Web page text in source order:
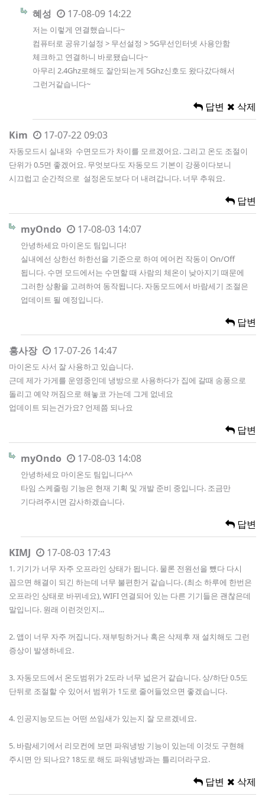
혜성 17-08-09 14:22
저는 이렇게 연결했습니다~
컴퓨터로 공유기설정 > 무선설정 > 5G무선인터넷 사용안함
체크하고 연결하니 바로됐습니다~
아무리 2.4Ghz로해도 잘안되는게 5Ghz신호도 왔다갔다해서
그런거같습니다~
답변 삭제
Kim 17-07-22 09:03
자동모드시 실내와 수면모드가 차이를 모르겠어요. 그리고 온도 조절이
단위가 0.5면 좋겠어요. 무엇보다도 자동모드 기본이 강풍이다보니
시끄럽고 순간적으로 설정온도보다 더 내려갑니다. 너무 추워요.
답변
myOndo 17-08-03 14:07
안녕하세요 마이온도 팀입니다!
실내에선 상한선 하한선을 기준으로 하여 에어컨 작동이 On/Off
됩니다. 수면 모드에서는 수면할 때 사람의 체온이 낮아지기 때문에
그러한 상황을 고려하여 동작됩니다. 자동모드에서 바람세기 조절은
업데이트 될 예정입니다.
답변
홍사장 17-07-26 14:47
마이온도 사서 잘 사용하고 있습니다.
근데 제가 가게를 운영중인데 냉방으로 사용하다가 집에 갈때 송풍으로
돌리고 예약 꺼짐으로 해놓코 가는데 그게 없네요
업데이트 되는건가요? 언제쯤 되나요
답변
myOndo 17-08-03 14:08
안녕하세요 마이온도 팀입니다^^
타임 스케줄링 기능은 현재 기획 및 개발 준비 중입니다. 조금만
기다려주시면 감사하겠습니다.
답변
KIMJ 17-08-03 17:43
1. 기기가 너무 자주 오프라인 상태가 됩니다. 물론 전원선을 뺐다 다시
꼽으면 해결이 되긴 하는데 너무 불편한거 같습니다. (최소 하루에 한번은
오프라인 상태로 바뀌네요), WIFI 연결되어 있는 다른 기기들은 괜찮은데
말입니다. 원래 이런것인지...
2. 앱이 너무 자주 꺼집니다. 재부팅하거나 혹은 삭제후 재 설치해도 그런
증상이 발생하네요.
3. 자동모드에서 온도범위가 2도라 너무 넓은거 같습니다. 상/하단 0.5도
단뒤로 조절할 수 있어서 범위가 1도로 줄어들었으면 좋겠습니다.
4. 인공지능모드는 어떤 쓰임새가 있는지 잘 모르겠네요.
5. 바람세기에서 리모컨에 보면 파워냉방 기능이 있는데 이것도 구현해
주시면 안 되나요? 18도로 해도 파워냉방과는 틀리더라구요.
답변 삭제